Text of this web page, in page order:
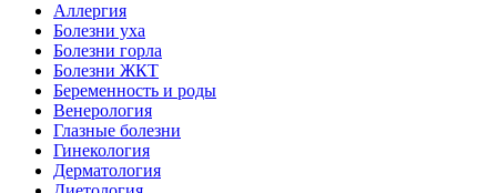
Аллергия
Болезни уха
Болезни горла
Болезни ЖКТ
Беременность и роды
Венерология
Глазные болезни
Гинекология
Дерматология